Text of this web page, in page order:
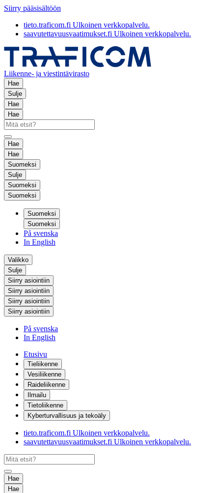
Siirry pääsisältöön
tieto.traficom.fi Ulkoinen verkkopalvelu.
saavutettavuusvaatimukset.fi Ulkoinen verkkopalvelu.
Liikenne- ja viestintävirasto
Hae
Sulje
Hae
Hae
Hae
Hae
Suomeksi
Sulje
Suomeksi
Suomeksi
Suomeksi
Suomeksi
På svenska
In English
Valikko
Sulje
Siirry asiointiin
Siirry asiointiin
Siirry asiointiin
Siirry asiointiin
På svenska
In English
Etusivu
Tieliikenne
Vesiliikenne
Raideliikenne
Ilmailu
Tietoliikenne
Kyberturvallisuus ja tekoäly
tieto.traficom.fi Ulkoinen verkkopalvelu.
saavutettavuusvaatimukset.fi Ulkoinen verkkopalvelu.
Hae
Hae